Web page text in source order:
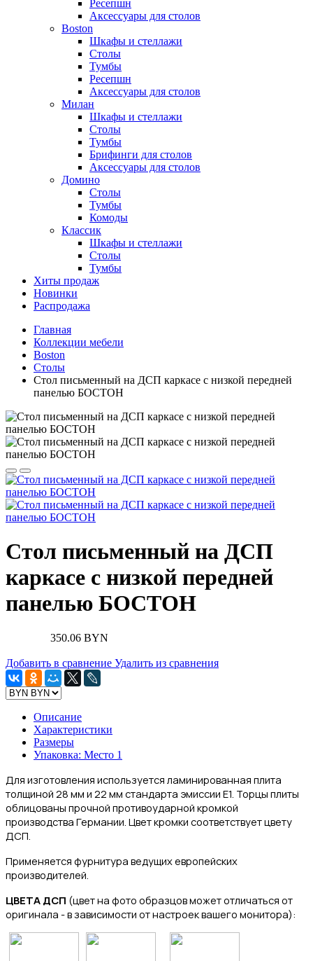
Ресепшн
Аксессуары для столов
Boston
Шкафы и стеллажи
Столы
Тумбы
Ресепшн
Аксессуары для столов
Милан
Шкафы и стеллажи
Столы
Тумбы
Брифинги для столов
Аксессуары для столов
Домино
Столы
Тумбы
Комоды
Классик
Шкафы и стеллажи
Столы
Тумбы
Хиты продаж
Новинки
Распродажа
Главная
Коллекции мебели
Boston
Столы
Стол письменный на ДСП каркасе с низкой передней
панелью БОСТОН
Стол письменный на ДСП
каркасе с низкой передней
панелью БОСТОН
350.06 BYN
Добавить в сравнение Удалить из сравнения
Описание
Характеристики
Размеры
Упаковка: Место 1
Для изготовления используется ламинированная плита
толщиной 28 мм и 22 мм стандарта эмиссии Е1. Торцы плиты
облицованы прочной противоударной кромкой
производства Германии. Цвет кромки соответствует цвету
ДСП.
Применяется фурнитура ведущих европейских
производителей.
ЦВЕТА ДСП (цвет на фото образцов может отличаться от
оригинала - в зависимости от настроек вашего монитора):